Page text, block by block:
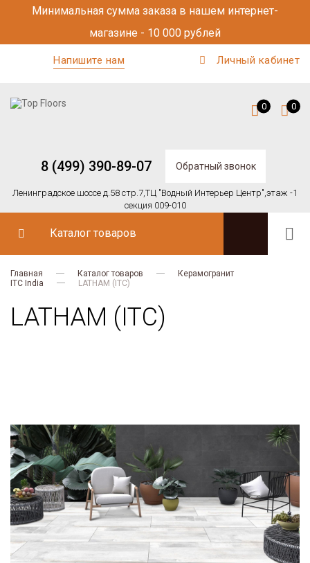
Минимальная сумма заказа в нашем интернет-
магазине - 10 000 рублей
Напишите нам Личный кабинет
8 (499) 390-89-07 Обратный звонок
Ленинградское шоссе д.58 стр.7,ТЦ "Водный Интерьер Центр",этаж -1
секция 009-010
0 0
Каталог товаров
Главная Каталог товаров
Керамогранит
ITC India
LATHAM (ITC)
LATHAM (ITC)